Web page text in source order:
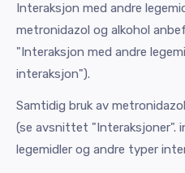
Interaksjon med andre
metronidazol og alkohol
"Interaksjon med andre
interaksjon").
Samtidig bruk av
(se avsnittet "Interaksjoner".
legemidler og andre typer